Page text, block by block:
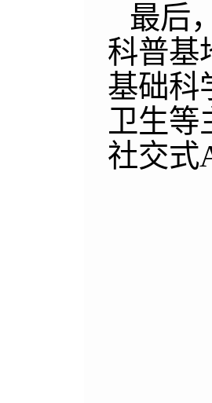
最后
科普基
基础科
卫生等
社交式